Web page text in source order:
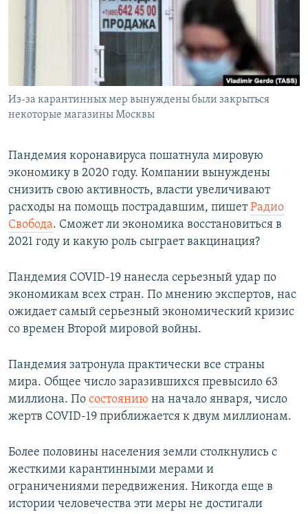
СОЦИАЛЬНЫЕ СЕТИ
Все сайты РСЕ/РС
Из-за карантинных мер вынуждены были закрыться
некоторые магазины Москвы
Пандемия коронавируса пошатнула мировую
экономику в 2020 году. Компании вынуждены
снизить свою активность, власти увеличивают
расходы на помощь пострадавшим, пишетРадио
Свобода. Сможет ли экономика восстановиться в
2021 году и какую роль сыграет вакцинация?
Пандемия COVID-19 нанесла серьезный удар по
экономикам всех стран. По мнению экспертов, нас
ожидает самый серьезный экономический кризис
со времен Второй мировой войны.
Пандемия затронула практически все страны
мира. Общее число заразившихся превысило 63
миллиона. По состоянию на начало января, число
жертв COVID-19 приближается к двум миллионам.
Более половины населения земли столкнулись с
жесткими карантинными мерами и
ограничениями передвижения. Никогда еще в
истории человечества эти меры не достигали